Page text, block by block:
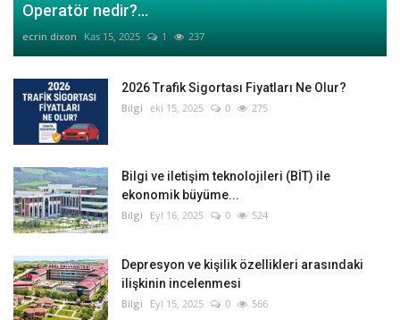
Operatör nedir?...
ecrin dixon Kas 15, 2025 1 237
2026 Trafik Sigortası Fiyatları Ne Olur?
Bilgi eki 15, 2025 0 275
Bilgi ve iletişim teknolojileri (BİT) ile
ekonomik büyüme...
Bilgi Eyl 16, 2025 0 524
Depresyon ve kişilik özellikleri arasındaki
ilişkinin incelenmesi
Bilgi Eyl 15, 2025 0 566